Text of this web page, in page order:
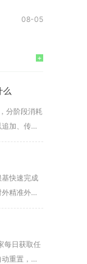
08-05
+
么
分阶段消耗
加、传承
快速完成
精准外交
每日获取任
重置，玩